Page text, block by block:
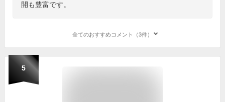
開も豊富です。
全てのおすすめコメント（3件）
5